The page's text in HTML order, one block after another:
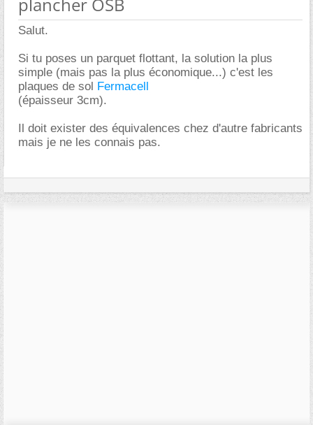
Salut.
Si tu poses un parquet flottant, la solution la plus
simple (mais pas la plus économique...) c'est les
plaques de sol Fermacell
(épaisseur 3cm).
Il doit exister des équivalences chez d'autre fabricants
mais je ne les connais pas.